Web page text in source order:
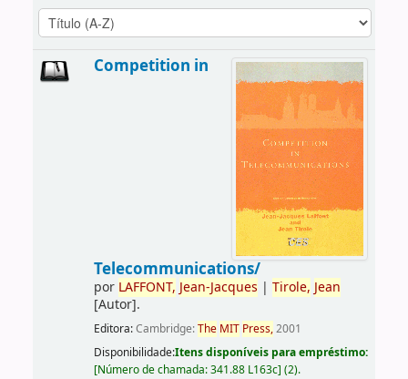
Competition in
Telecommunications/
por LAFFONT, Jean-Jacques | Tirole, Jean
[Autor].
Editora:Cambridge:The MIT Press,2001
Disponibilidade:Itens disponíveis para empréstimo:
[Número de chamada:341.88 L163c] (2).